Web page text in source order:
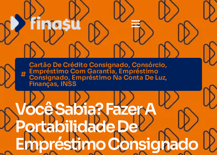
Cartão De Crédito Consignado, Consórcio,
Empréstimo Com Garantia, Empréstimo
Consignado, Empréstimo Na Conta De Luz,
Finanças, INSS
Você Sabia? Fazer A
Portabilidade De
Empréstimo Consignado